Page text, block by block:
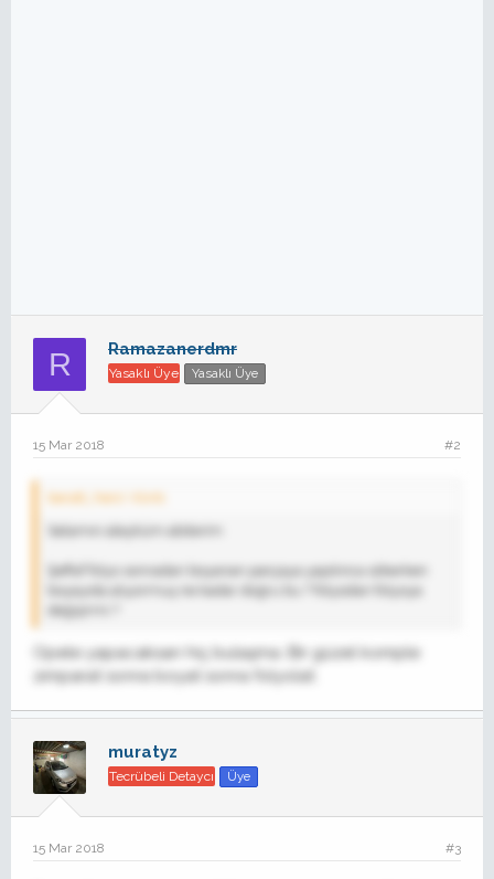
R Ramazanerdmr
Yasaklı Üye Yasaklı Üye
15 Mar 2018 #2
beratt_hero' Alıntı:
Şeffaf folyo sonradan boyanan parçaya yapılınca sökerken
Opele yapacaksan hiç bulaşma. Bir güzel komple
zımparat sonra boyat sonra folyolat.
muratyz
Tecrübeli Detaycı Üye
15 Mar 2018 #3